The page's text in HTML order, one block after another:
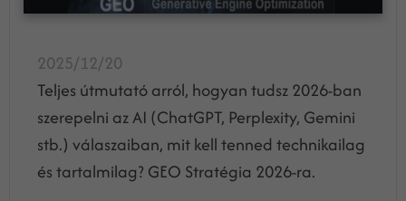
2025/12/20
Teljes útmutató arról, hogyan tudsz 2026-ban
szerepelni az AI (ChatGPT, Perplexity, Gemini
stb.) válaszaiban, mit kell tenned technikailag
és tartalmilag? GEO Stratégia 2026-ra.